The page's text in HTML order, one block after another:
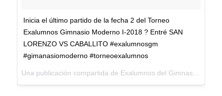
Inicia el último partido de la fecha 2 del Torneo
Exalumnos Gimnasio Moderno I-2018 ? Entré SAN
LORENZO VS CABALLITO #exalumnosgm
#gimanasiomoderno #torneoexalumnos
Una publicación compartida de Exalumnos del Gimnasio Moderno